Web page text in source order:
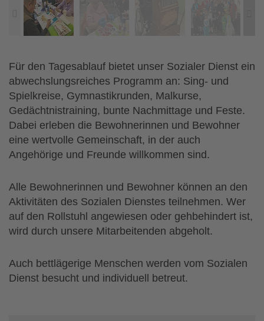
Für den Tagesablauf bietet unser Sozialer Dienst ein
abwechslungsreiches Programm an: Sing- und
Spielkreise, Gymnastikrunden, Malkurse,
Gedächtnistraining, bunte Nachmittage und Feste.
Dabei erleben die Bewohnerinnen und Bewohner
eine wertvolle Gemeinschaft, in der auch
Angehörige und Freunde willkommen sind.
Alle Bewohnerinnen und Bewohner können an den
Aktivitäten des Sozialen Dienstes teilnehmen. Wer
auf den Rollstuhl angewiesen oder gehbehindert ist,
wird durch unsere Mitarbeitenden abgeholt.
Auch bettlägerige Menschen werden vom Sozialen
Dienst besucht und individuell betreut.